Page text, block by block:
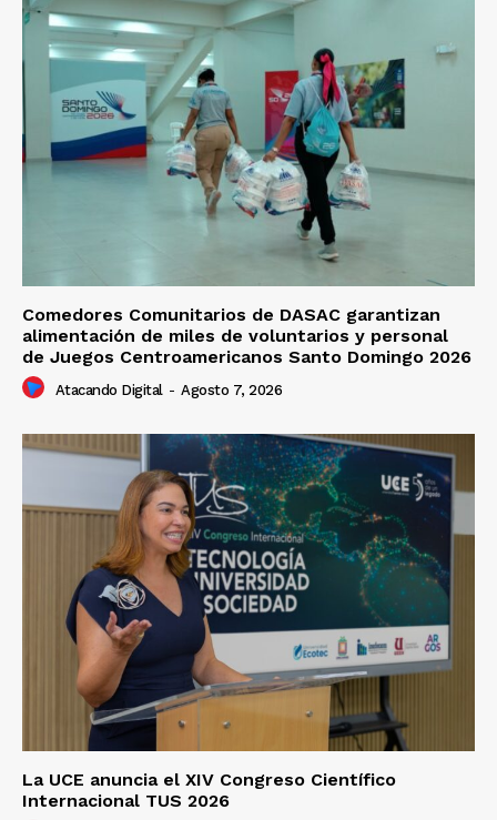
Comedores Comunitarios de DASAC garantizan
alimentación de miles de voluntarios y personal
de Juegos Centroamericanos Santo Domingo 2026
Atacando Digital - Agosto 7, 2026
La UCE anuncia el XIV Congreso Científico
Internacional TUS 2026